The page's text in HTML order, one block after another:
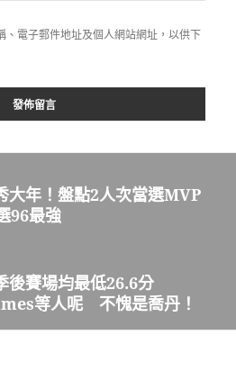
、電子郵件地址及個人網站網址，以供下
大年！盤點2人次當選MVP
96最強
後賽場均最低26.6分
等人呢 不愧是喬丹！